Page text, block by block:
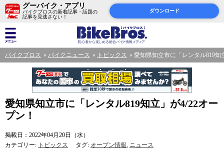
グーバイク・アプリ
バイクブロスの新着記事・話題の
記事を見逃さない！
ダウンロード
バイクブロス バイクニュース トピックス 愛知県知立市に「レンタル819知
愛知県知立市に「レンタル819知立」が4/22オー
プン！
掲載日：2022年04月20日（水）
カテゴリー: トピックス タグ: オープン情報, ニュース